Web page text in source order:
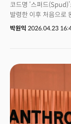
코드명 ‘스퍼드
발령한 이후 처음으로
똑똑한 모델이 아니라
오픈AI 공동창업자 겸
차원”이라며 에이전트
등에서 GPT-5.5가 탁
보였던 AI 활용 영역을
및 코덱스(Codex) 플
순차적으로 배포된다.
박원익 2026.04.23